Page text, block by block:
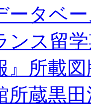
ータベ
ンス留
』所載
所蔵黒